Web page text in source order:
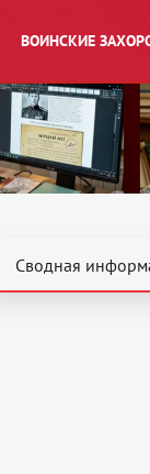
ВОИНСКИЕ
Сводная